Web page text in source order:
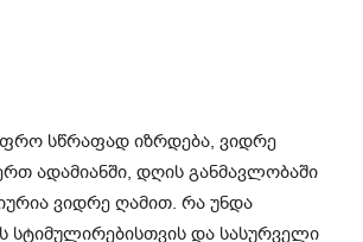
სწრაფად იზრდება, ვიდრე
ადამიანში, დღის განმავლობაში
ვიდრე ღამით. რა უნდა
სტიმულირებისთვის და სასურველი